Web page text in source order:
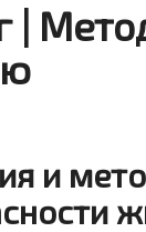
|
и